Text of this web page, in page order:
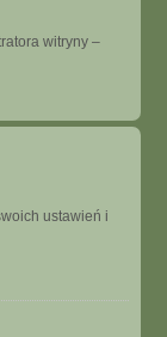
witryny –
ustawień i